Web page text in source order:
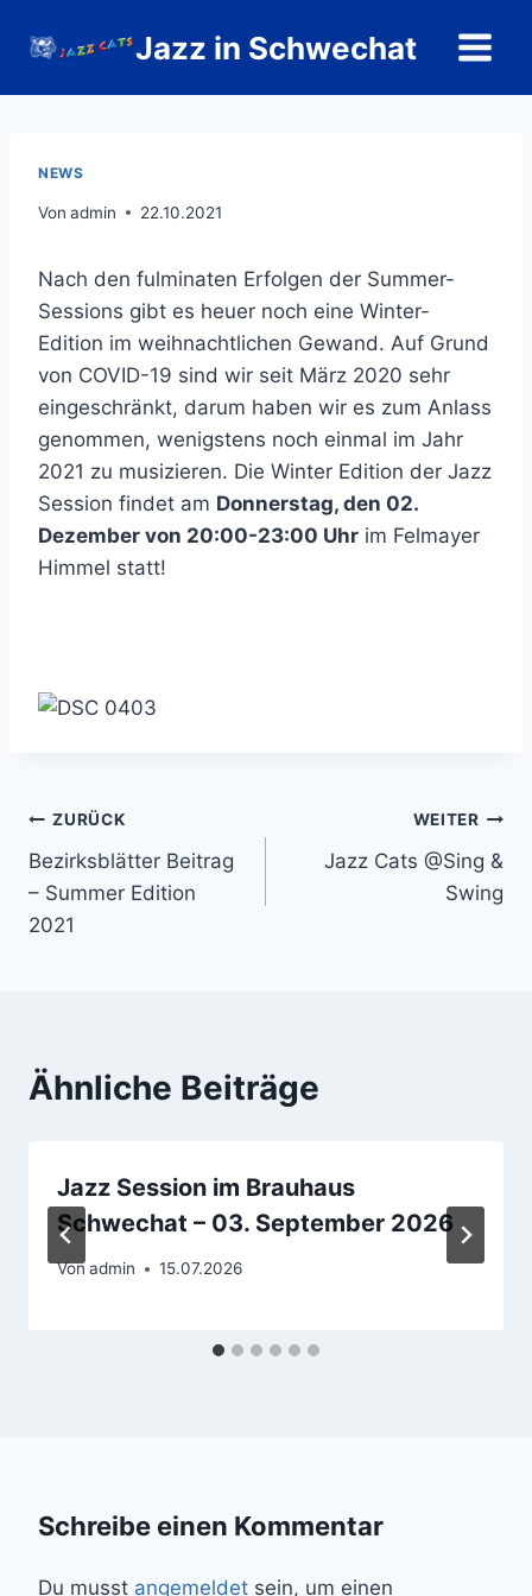
Inhalt
Jazz in Schwechat
NEWS
Von admin 22.10.2021
Nach den fulminaten Erfolgen der Summer-
Sessions gibt es heuer noch eine Winter-
Edition im weihnachtlichen Gewand. Auf Grund
von COVID-19 sind wir seit März 2020 sehr
eingeschränkt, darum haben wir es zum Anlass
genommen, wenigstens noch einmal im Jahr
2021 zu musizieren. Die Winter Edition der Jazz
Session findet am Donnerstag, den 02.
Dezember von 20:00-23:00 Uhr im Felmayer
Himmel statt!
Beitragsnavigation
ZURÜCK
Bezirksblätter Beitrag
– Summer Edition
2021
WEITER
Jazz Cats @Sing &
Swing
Ähnliche Beiträge
Jazz Session im Brauhaus
Schwechat – 03. September 2026
Vonadmin 15.07.2026
Schreibe einen Kommentar
Du musst angemeldet sein, um einen